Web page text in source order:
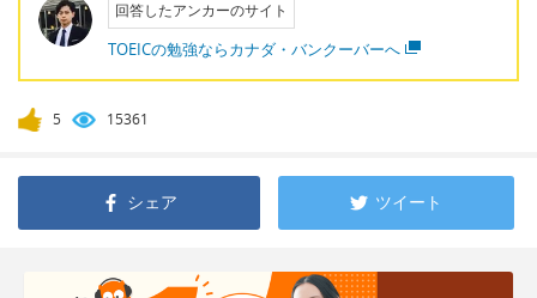
回答したアンカーのサイト
TOEICの勉強ならカナダ・バンクーバーへ
5 15361
シェア ツイート